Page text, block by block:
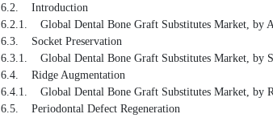
6.2. Introduction
6.2.1. Global Dental Bone Graft Substitutes Market, by
6.3. Socket Preservation
6.3.1. Global Dental Bone Graft Substitutes Market, by
6.4. Ridge Augmentation
6.4.1. Global Dental Bone Graft Substitutes Market, by
6.5. Periodontal Defect Regeneration